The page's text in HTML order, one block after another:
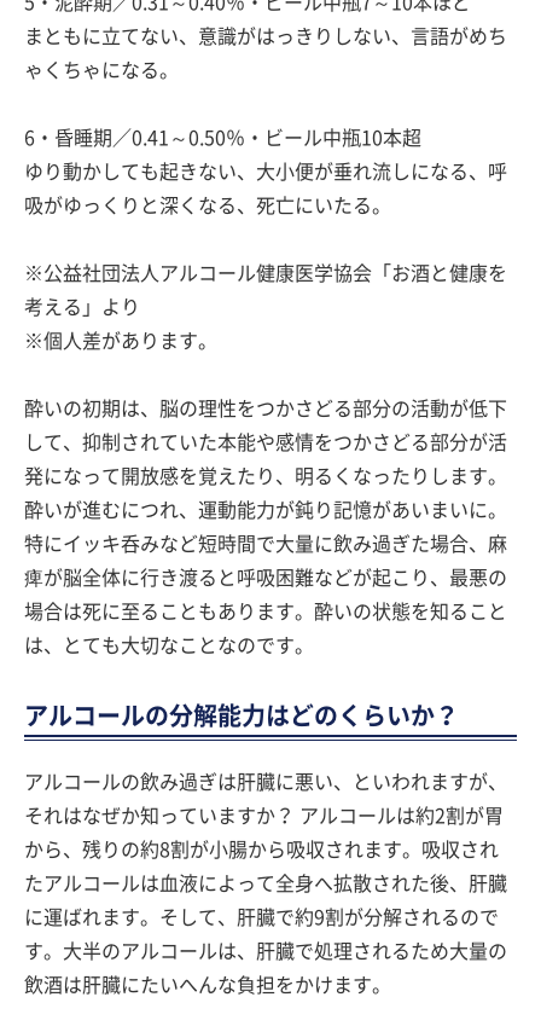
まともに立てない、意識がはっきりしない、言語がめち
ゃくちゃになる。
6・昏睡期／0.41～0.50％・ビール中瓶10本超
ゆり動かしても起きない、大小便が垂れ流しになる、呼
吸がゆっくりと深くなる、死亡にいたる。
※公益社団法人アルコール健康医学協会「お酒と健康を
考える」より
※個人差があります。
酔いの初期は、脳の理性をつかさどる部分の活動が低下
して、抑制されていた本能や感情をつかさどる部分が活
発になって開放感を覚えたり、明るくなったりします。
酔いが進むにつれ、運動能力が鈍り記憶があいまいに。
特にイッキ呑みなど短時間で大量に飲み過ぎた場合、麻
痺が脳全体に行き渡ると呼吸困難などが起こり、最悪の
場合は死に至ることもあります。酔いの状態を知ること
は、とても大切なことなのです。
アルコールの分解能力はどのくらいか？
アルコールの飲み過ぎは肝臓に悪い、といわれますが、
それはなぜか知っていますか？ アルコールは約2割が胃
から、残りの約8割が小腸から吸収されます。吸収され
たアルコールは血液によって全身へ拡散された後、肝臓
に運ばれます。そして、肝臓で約9割が分解されるので
す。大半のアルコールは、肝臓で処理されるため大量の
飲酒は肝臓にたいへんな負担をかけます。